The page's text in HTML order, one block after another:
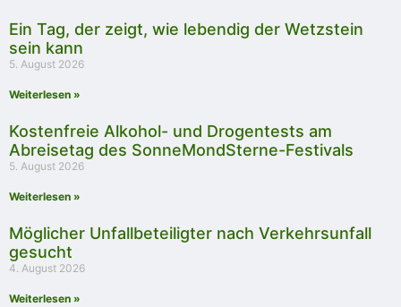
Ein Tag, der zeigt, wie lebendig der Wetzstein
sein kann
5. August 2026
Weiterlesen »
Kostenfreie Alkohol- und Drogentests am
Abreisetag des SonneMondSterne-Festivals
5. August 2026
Weiterlesen »
Möglicher Unfallbeteiligter nach Verkehrsunfall
gesucht
4. August 2026
Weiterlesen »